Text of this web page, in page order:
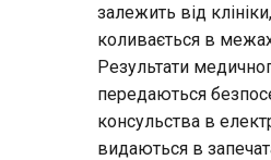
залежить від
коливається в
Результати
передаються
консульства в
видаються в